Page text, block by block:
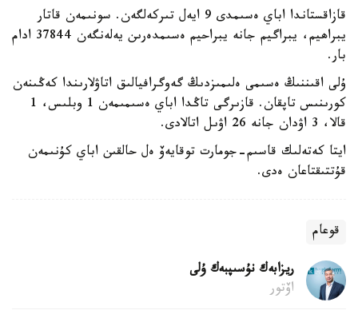
قازاقستاندا اباي ەسىمدى 9 ايەل تىركەلگەن. سونىمەن قاتار
يبراھيم، يبراگيم جانە يبراحيم ەسىمدەرىن يەلەنگەن 37844 ادام
بار.
ۇلى اقىننىڭ ەسىمى ەلىمىزدىڭ گەوگرافيالىق اتاۋلارىندا كەڭىنەن
كورىنىس تاپقان. قازىرگى تاڭدا اباي ەسىمىمەن 1 وبلىس، 1
قالا، 3 اۋدان جانە 26 اۋىل اتالادى.
ايتا كەتەلىك قاسىم-جومارت توقايەۆ ەل حالقىن اباي كۇنىمەن
قۇتتىقتاعان ەدى.
قوعام
ريزابەك نۇسىپبەك ۇلى
اۆتور